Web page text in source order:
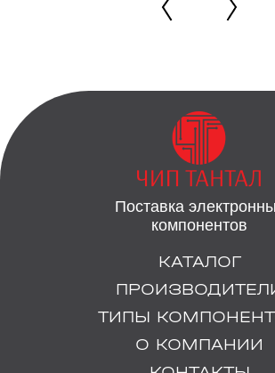
Поставка
компонентов
КАТАЛОГ
ТИПЫ
О КОМПАНИИ